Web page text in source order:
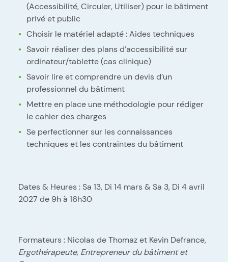
(Accessibilité, Circuler, Utiliser) pour le bâtiment
privé et public
Choisir le matériel adapté : Aides techniques
Savoir réaliser des plans d’accessibilité sur
ordinateur/tablette (cas clinique)
Savoir lire et comprendre un devis d’un
professionnel du bâtiment
Mettre en place une méthodologie pour rédiger
le cahier des charges
Se perfectionner sur les connaissances
techniques et les contraintes du bâtiment
Dates & Heures : Sa 13, Di 14 mars & Sa 3, Di 4 avril
2027 de 9h à 16h30
Formateurs : Nicolas de Thomaz et Kevin Defrance,
Ergothérapeute, Entrepreneur du bâtiment et